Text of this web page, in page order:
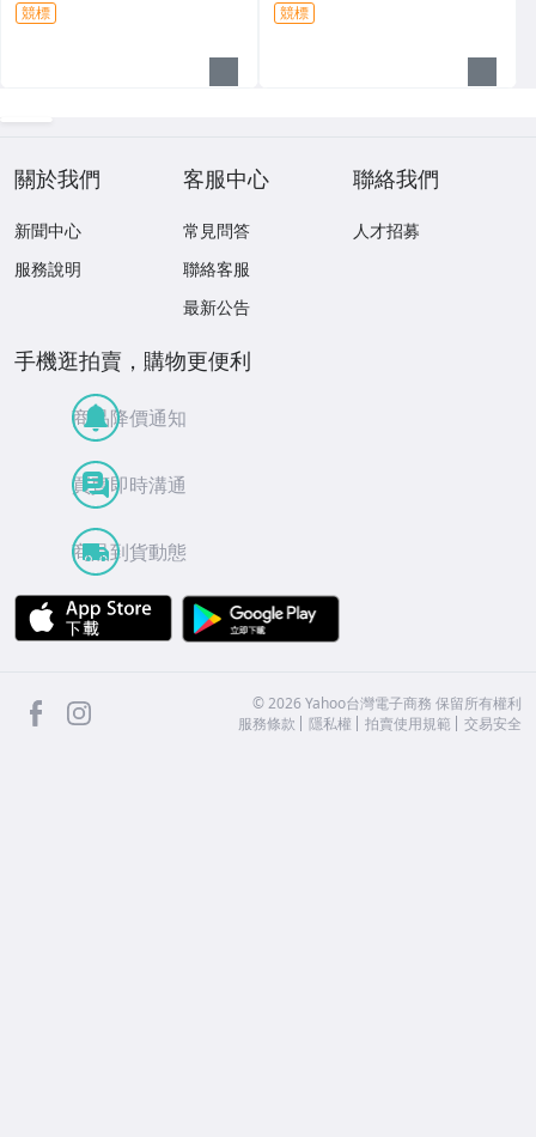
競標 競標
關於我們
新聞中心
服務說明
客服中心
常見問答
聯絡客服
最新公告
聯絡我們
人才招募
手機逛拍賣，購物更便利
商品降價通知
買賣即時溝通
商品到貨動態
APP Store
facebook ©2026 Yahoo台灣電子商務 保留所有權利
服務條款
隱私權 拍賣使用規範 交易安全